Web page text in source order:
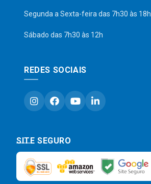
Segunda a Sexta-feira das 7h30 às 18h
Sábado das 7h30 às 12h
REDES SOCIAIS
SITE SEGURO